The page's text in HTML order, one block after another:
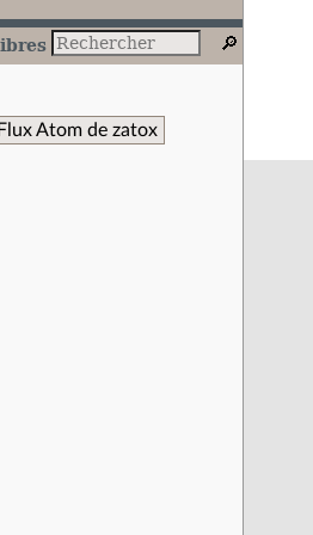
Flux Atom de zatox